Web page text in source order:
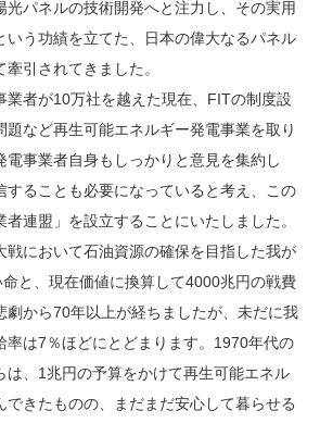
光パネルの技術開発へと注力し、その実用
いう功績を立てた、日本の偉大なるパネル
引されてきました。
業者が10万社を越えた現在、FITの制度設
題など再生可能エネルギー発電事業を取り
電事業者自身もしっかりと意見を集約し
することも必要になっていると考え、この
連盟」を設立することにいたしました。
戦において石油資源の確保を目指した我が
と、現在価値に換算して4000兆円の戦費
劇から70年以上が経ちましたが、未だに我
率は7％ほどにとどまります。1970年代の
は、1兆円の予算をかけて再生可能エネル
できたものの、まだまだ安心して暮らせる